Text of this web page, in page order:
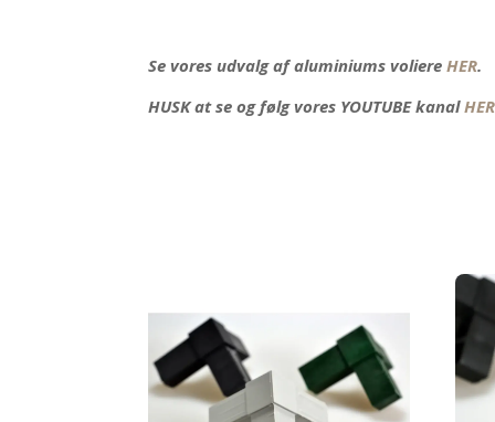
Se vores udvalg af aluminiums voliereHER.
HUSK at se og følg vores YOUTUBE kanal